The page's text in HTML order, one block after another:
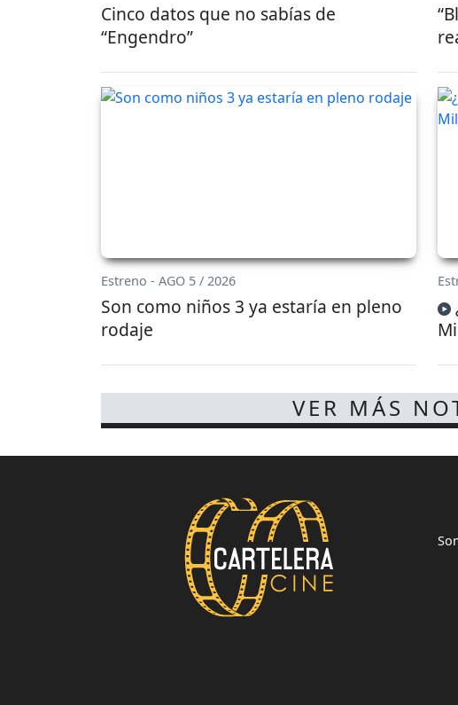
Cinco datos que no sabías de
“Engendro”
Estreno - AGO 5 / 2026
Son como niños 3 ya estaría en pleno
rodaje
VER MÁS